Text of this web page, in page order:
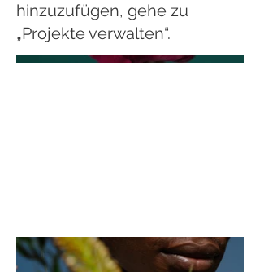
hinzuzufügen, gehe zu
„Projekte verwalten“.